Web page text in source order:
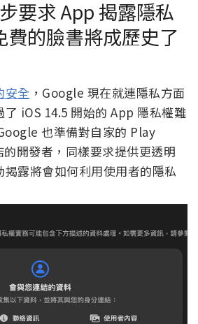
要求 App 揭露隱私
費的臉書將成歷史了
安全 ，Google 現在就連隱私方面
iOS 14.5 開始的 App 隱私權難
也準備對自家的 Play
開發者，同樣要求提供更透明
露將會如何利用使用者的隱私